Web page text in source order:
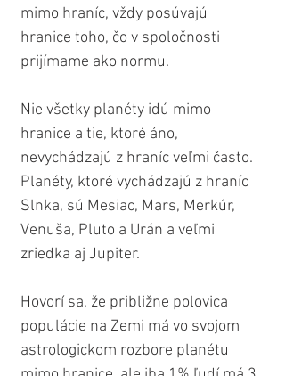
mimo hraníc, vždy posúvajú
hranice toho, čo v spoločnosti
prijímame ako normu.
Nie všetky planéty idú mimo
hranice a tie, ktoré áno,
nevychádzajú z hraníc veľmi často.
Planéty, ktoré vychádzajú z hraníc
Slnka, sú Mesiac, Mars, Merkúr,
Venuša, Pluto a Urán a veľmi
zriedka aj Jupiter.
Hovorí sa, že približne polovica
populácie na Zemi má vo svojom
astrologickom rozbore planétu